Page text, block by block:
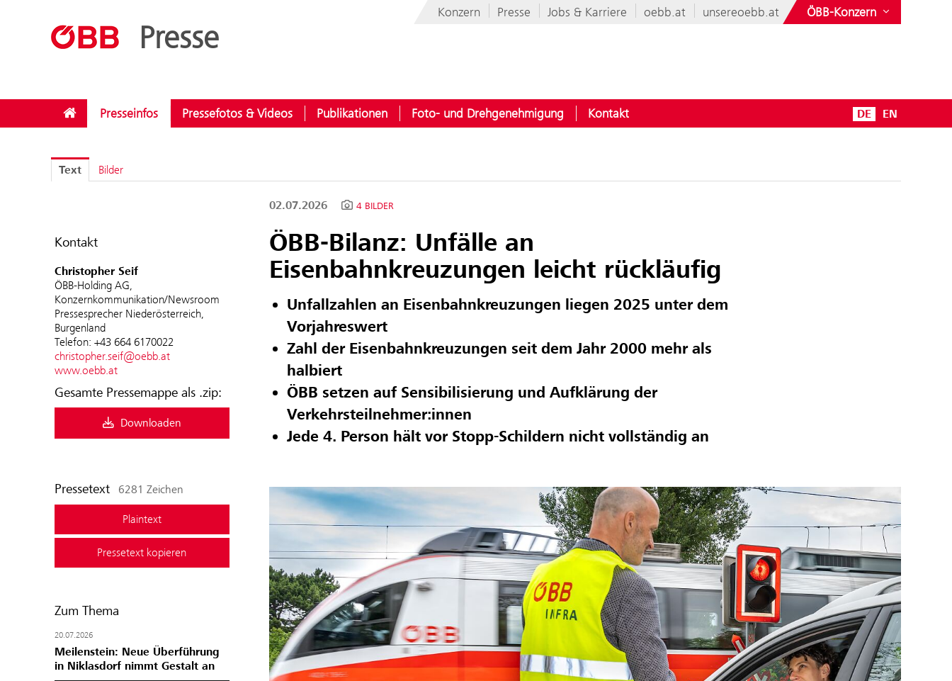
Presse
Konzern Presse Jobs & Karriere oebb.at unsereoebb.at ÖBB-Konzern
Presseinfos Pressefotos & Videos Publikationen Foto- und Drehgenehmigung Kontakt DE EN
Text Bilder
Kontakt
Christopher Seif
ÖBB-Holding AG,
Konzernkommunikation/Newsroom
Pressesprecher Niederösterreich,
Burgenland
Telefon: +43 664 6170022
christopher.seif@oebb.at
www.oebb.at
Gesamte Pressemappe als .zip:
Downloaden
Pressetext 6281 Zeichen
Plaintext
Pressetext kopieren
Zum Thema
20.07.2026
Meilenstein: Neue Überführung
in Niklasdorf nimmt Gestalt an
02.07.2026 4 BILDER
ÖBB-Bilanz: Unfälle an
Eisenbahnkreuzungen leicht rückläufig
Unfallzahlen an Eisenbahnkreuzungen liegen 2025 unter dem
Vorjahreswert
Zahl der Eisenbahnkreuzungen seit dem Jahr 2000 mehr als
halbiert
ÖBB setzen auf Sensibilisierung und Aufklärung der
Verkehrsteilnehmer:innen
Jede 4. Person hält vor Stopp-Schildern nicht vollständig an